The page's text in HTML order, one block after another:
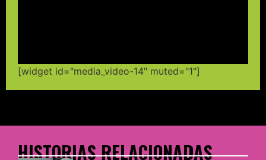
[widget id="media_video-14" muted="1"]
HISTORIAS RELACIONADAS